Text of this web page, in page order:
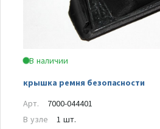
В наличии
крышка ремня безопасности
Арт.
7000-044401
В узле
1 шт.